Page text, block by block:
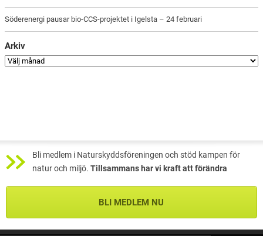
Söderenergi pausar bio-CCS-projektet i Igelsta – 24 februari
Arkiv
Bli medlem i Naturskyddsföreningen och stöd kampen för
natur och miljö. Tillsammans har vi kraft att förändra
BLI MEDLEM NU